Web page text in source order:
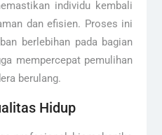
individu kembali
dan efisien. Proses ini
berlebihan pada bagian
mempercepat pemulihan
berulang.
Hidup